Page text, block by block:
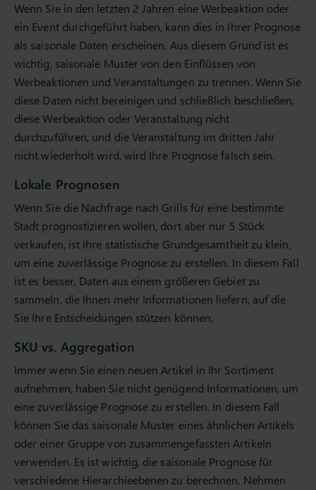
Wenn Sie in den letzten 2 Jahren eine Werbeaktion oder
ein Event durchgeführt haben, kann dies in Ihrer Prognose
als saisonale Daten erscheinen. Aus diesem Grund ist es
wichtig, saisonale Muster von den Einflüssen von
Werbeaktionen und Veranstaltungen zu trennen. Wenn Sie
diese Daten nicht bereinigen und schließlich beschließen,
diese Werbeaktion oder Veranstaltung nicht
durchzuführen, und die Veranstaltung im dritten Jahr
nicht wiederholt wird, wird Ihre Prognose falsch sein.
Lokale Prognosen
Wenn Sie die Nachfrage nach Grills für eine bestimmte
Stadt prognostizieren wollen, dort aber nur 5 Stück
verkaufen, ist Ihre statistische Grundgesamtheit zu klein,
um eine zuverlässige Prognose zu erstellen. In diesem Fall
ist es besser, Daten aus einem größeren Gebiet zu
sammeln, die Ihnen mehr Informationen liefern, auf die
Sie Ihre Entscheidungen stützen können.
SKU vs. Aggregation
Immer wenn Sie einen neuen Artikel in Ihr Sortiment
aufnehmen, haben Sie nicht genügend Informationen, um
eine zuverlässige Prognose zu erstellen. In diesem Fall
können Sie das saisonale Muster eines ähnlichen Artikels
oder einer Gruppe von zusammengefassten Artikeln
verwenden. Es ist wichtig, die saisonale Prognose für
verschiedene Hierarchieebenen zu berechnen. Nehmen